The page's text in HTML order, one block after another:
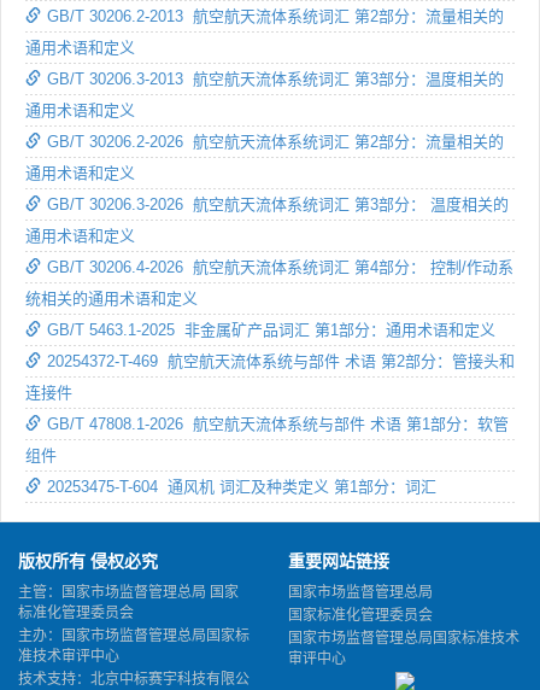
GB/T 30206.2-2013 航空航天流体系统词汇 第2部分：流量相关的
通用术语和定义
GB/T 30206.3-2013 航空航天流体系统词汇 第3部分：温度相关的
通用术语和定义
GB/T 30206.2-2026 航空航天流体系统词汇 第2部分：流量相关的
通用术语和定义
GB/T 30206.3-2026 航空航天流体系统词汇 第3部分： 温度相关的
通用术语和定义
GB/T 30206.4-2026 航空航天流体系统词汇 第4部分： 控制/作动系
统相关的通用术语和定义
GB/T 5463.1-2025 非金属矿产品词汇 第1部分：通用术语和定义
20254372-T-469 航空航天流体系统与部件 术语 第2部分：管接头和
连接件
GB/T 47808.1-2026 航空航天流体系统与部件 术语 第1部分：软管
组件
20253475-T-604 通风机 词汇及种类定义 第1部分：词汇
版权所有 侵权必究
主管：国家市场监督管理总局 国家
标准化管理委员会
主办：国家市场监督管理总局国家标
准技术审评中心
技术支持：北京中标赛宇科技有限公
重要网站链接
国家市场监督管理总局
国家标准化管理委员会
国家市场监督管理总局国家标准技术
审评中心